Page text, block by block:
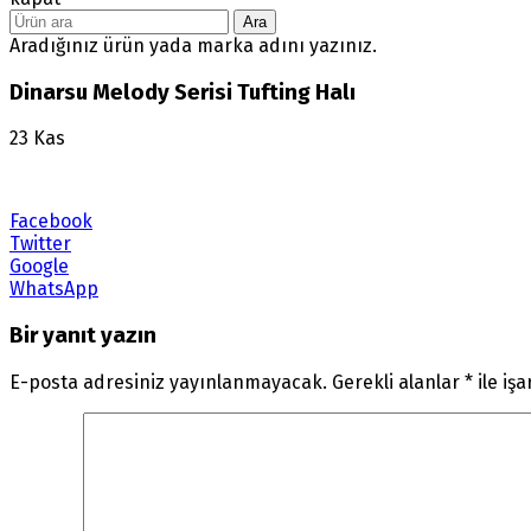
Ara
Aradığınız ürün yada marka adını yazınız.
Dinarsu Melody Serisi Tufting Halı
23 Kas
Facebook
Twitter
Google
WhatsApp
Bir yanıt yazın
E-posta adresiniz yayınlanmayacak. Gerekli alanlar * ile